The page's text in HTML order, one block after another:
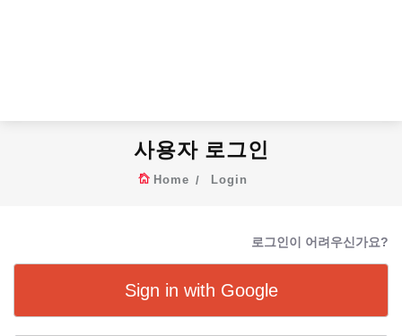
사용자 로그인
Home Login
로그인이 어려우신가요?
Sign in with Google